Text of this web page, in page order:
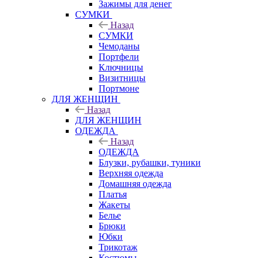
Зажимы для денег
СУМКИ
Назад
СУМКИ
Чемоданы
Портфели
Ключницы
Визитницы
Портмоне
ДЛЯ ЖЕНЩИН
Назад
ДЛЯ ЖЕНЩИН
ОДЕЖДА
Назад
ОДЕЖДА
Блузки, рубашки, туники
Верхняя одежда
Домашняя одежда
Платья
Жакеты
Белье
Брюки
Юбки
Трикотаж